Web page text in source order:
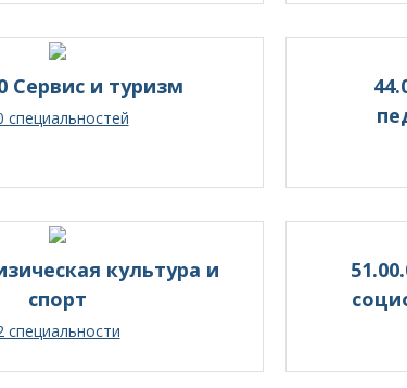
Сервис и туризм
специальностей
культура и
спорт
специальности